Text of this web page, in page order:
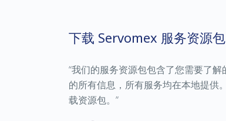
下载 Servomex 服务资源包
“我们的服务资源包包含了您需要了
的所有信息，所有服务均在本地提供
载资源包。 ”